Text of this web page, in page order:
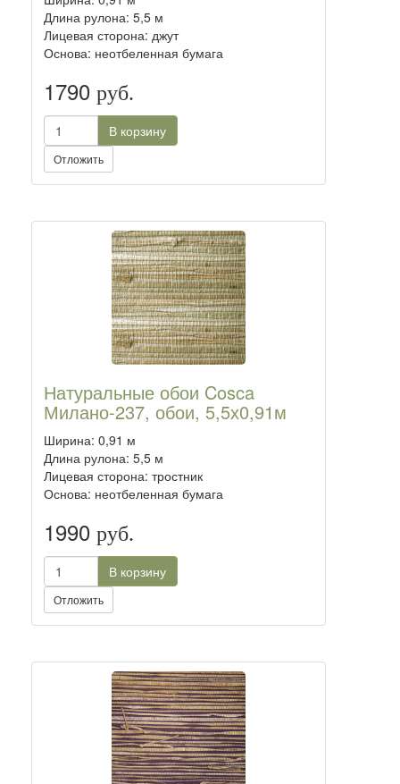
Длина рулона: 5,5 м
Лицевая сторона: джут
Основа: неотбеленная бумага
1790 руб.
В корзину
Отложить
Натуральные обои Cosca
Милано-237, обои, 5,5х0,91м
Ширина: 0,91 м
Длина рулона: 5,5 м
Лицевая сторона: тростник
Основа: неотбеленная бумага
1990 руб.
В корзину
Отложить